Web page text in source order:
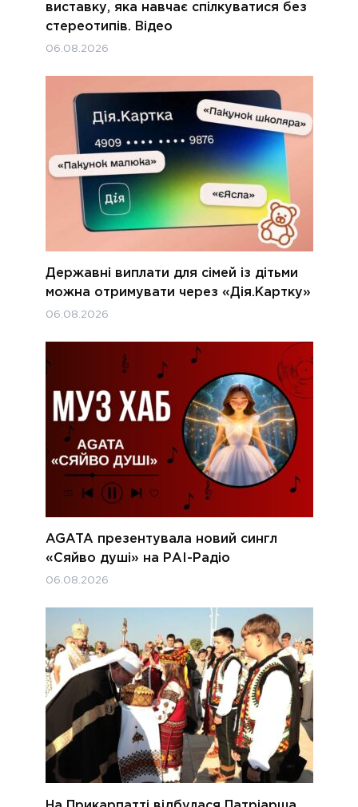
виставку, яка навчає спілкуватися без
стереотипів. Відео
06.08.2026
Державні виплати для сімей із дітьми
можна отримувати через «Дія.Картку»
06.08.2026
AGATA презентувала новий сингл
«Сяйво душі» на РАІ-Радіо
06.08.2026